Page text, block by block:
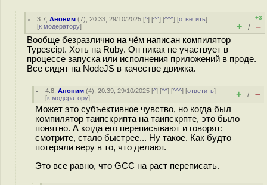
3.7 ,Аноним (7), 20:33, 29/10/2025 [^] [^^] [^^^] [ответить]
[к модератору]
+3
+ / –
Вообще безразлично на чём написан компилятор
Typescipt. Хоть на Ruby. Он никак не участвует в
процессе запуска или исполнения приложений в проде.
Все сидят на NodeJS в качестве движка.
4.8 ,Аноним (4), 20:39, 29/10/2025 [^] [^^] [^^^] [ответить]
[к модератору] + / –
Может это субъективное чувство, но когда был
компилятор таипскрипта на таипскрпте, это было
понятно. А когда его переписывают и говорят:
смотрите, стало быстрее... Ну такое. Как будто
потеряли веру в то, что делают.
Это все равно, что GCC на раст переписать.